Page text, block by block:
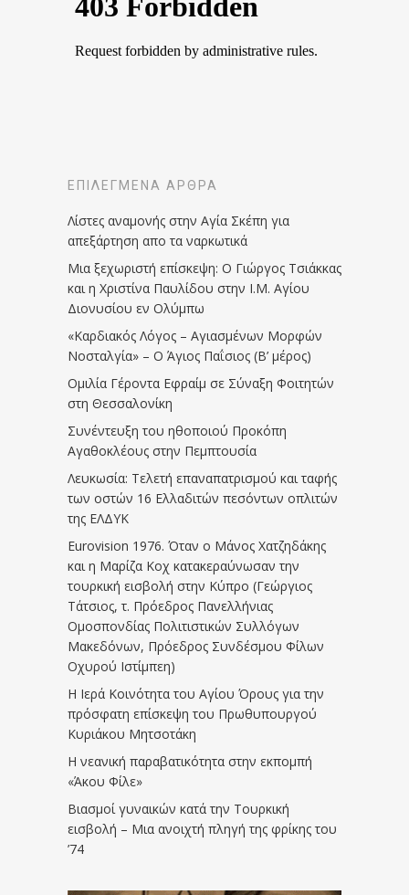
ΕΠΙΛΕΓΜΈΝΑ ΆΡΘΡΑ
Λίστες αναμονής στην Αγία Σκέπη για
απεξάρτηση απο τα ναρκωτικά
Μια ξεχωριστή επίσκεψη: Ο Γιώργος Τσιάκκας
και η Χριστίνα Παυλίδου στην Ι.Μ. Αγίου
Διονυσίου εν Ολύμπω
«Καρδιακός Λόγος – Αγιασμένων Μορφών
Νοσταλγία» – Ο Άγιος Παΐσιος (Β’ μέρος)
Ομιλία Γέροντα Εφραίμ σε Σύναξη Φοιτητών
στη Θεσσαλονίκη
Συνέντευξη του ηθοποιού Προκόπη
Αγαθοκλέους στην Πεμπτουσία
Λευκωσία: Τελετή επαναπατρισμού και ταφής
των οστών 16 Ελλαδιτών πεσόντων οπλιτών
της ΕΛΔΥΚ
Eurovision 1976. Όταν ο Μάνος Χατζηδάκης
και η Μαρίζα Κοχ κατακεραύνωσαν την
τουρκική εισβολή στην Κύπρο (Γεώργιος
Τάτσιος, τ. Πρόεδρος Πανελλήνιας
Ομοσπονδίας Πολιτιστικών Συλλόγων
Μακεδόνων, Πρόεδρος Συνδέσμου Φίλων
Οχυρού Ιστίμπεη)
Η Ιερά Κοινότητα του Αγίου Όρους για την
πρόσφατη επίσκεψη του Πρωθυπουργού
Κυριάκου Μητσοτάκη
Η νεανική παραβατικότητα στην εκπομπή
«Άκου Φίλε»
Βιασμοί γυναικών κατά την Τουρκική
εισβολή – Μια ανοιχτή πληγή της φρίκης του
’74